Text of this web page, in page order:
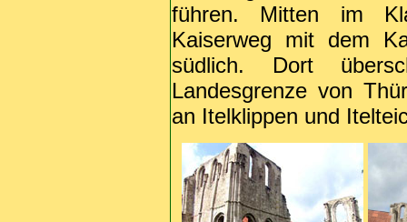
führen. Mitten im
Kaiserweg mit dem
südlich. Dort
Landesgrenze von
an Itelklippen und